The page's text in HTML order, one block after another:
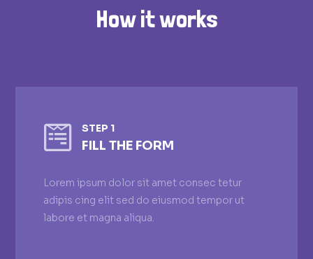
How it works
 STEP 1
FILL THE FORM
Lorem ipsum dolor sit amet consec tetur
adipis cing elit sed do eiusmod tempor ut
labore et magna aliqua.